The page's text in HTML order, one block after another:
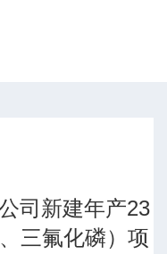
司新建年产23
三氟化磷）项